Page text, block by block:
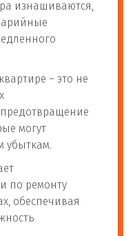
изнашиваются,
– это не
могут
убыткам.
по ремонту
обеспечивая